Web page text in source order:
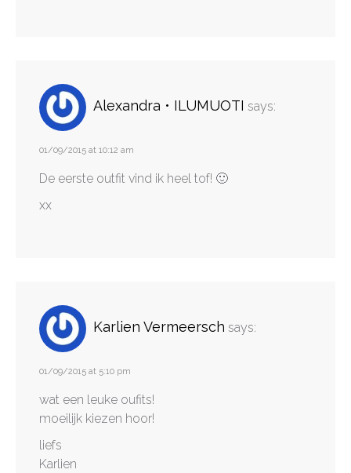
Alexandra • ILUMUOTI says:
01/09/2015 at 10:12 am
De eerste outfit vind ik heel tof! 🙂
xx
Karlien Vermeersch says:
01/09/2015 at 5:10 pm
wat een leuke oufits!
moeilijk kiezen hoor!
liefs
Karlien